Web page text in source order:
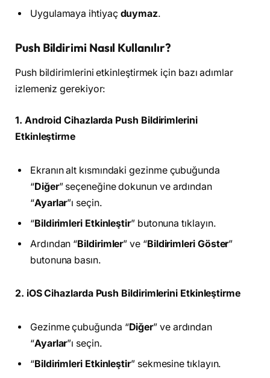
Uygulamaya ihtiyaç duymaz.
Push Bildirimi Nasıl Kullanılır?
Push bildirimlerini etkinleştirmek için bazı adımlar
izlemeniz gerekiyor:
1. Android Cihazlarda Push Bildirimlerini
Etkinleştirme
Ekranın alt kısmındaki gezinme çubuğunda
“Diğer” seçeneğine dokunun ve ardından
“Ayarlar”ı seçin.
“Bildirimleri Etkinleştir” butonuna tıklayın.
Ardından “Bildirimler” ve “Bildirimleri Göster”
butonuna basın.
2. iOS Cihazlarda Push Bildirimlerini Etkinleştirme
Gezinme çubuğunda “Diğer” ve ardından
“Ayarlar”ı seçin.
“Bildirimleri Etkinleştir” sekmesine tıklayın.